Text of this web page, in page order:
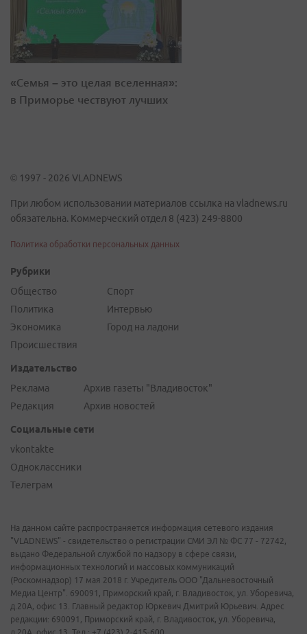
«Семья – это целая вселенная»:
в Приморье чествуют лучших
© 1997 - 2026 VLADNEWS
При любом использовании материалов ссылка на vladnews.ru
обязательна. Коммерческий отдел 8 (423) 249-8800
Политика обработки персональных данных
Рубрики
Общество
Политика
Экономика
Происшествия
Спорт
Интервью
Город на ладони
Издательство
Реклама
Редакция
Архив газеты "Владивосток"
Архив новостей
Социальные сети
vkontakte
Одноклассники
Телеграм
На данном сайте распространяется информация сетевого издания
"VLADNEWS" - свидетельство о регистрации СМИ ЭЛ № ФС 77 - 72742,
выдано Федеральной службой по надзору в сфере связи,
информационных технологий и массовых коммуникаций
(Роскомнадзор) 17 мая 2018 г. Учредитель ООО "Дальневосточный
Медиа Центр". 690091, Приморский край, г. Владивосток, ул. Уборевича,
д.20А, офис 13. Главный редактор Юркевич Дмитрий Юрьевич. Адрес
редакции: 690091, Приморский край, г. Владивосток, ул. Уборевича,